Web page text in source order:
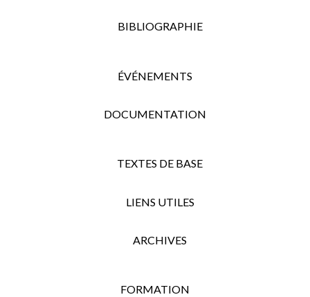
BIBLIOGRAPHIE
ÉVÉNEMENTS
DOCUMENTATION
TEXTES DE BASE
LIENS UTILES
ARCHIVES
FORMATION